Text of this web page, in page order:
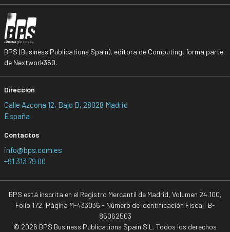
BPS (Business Publications Spain), editora de Computing, forma parte
de Nextwork360.
Dirección
Calle Azcona 12, Bajo B, 28028 Madrid
España
Contactos
info@bps.com.es
+91 313 79 00
BPS está inscrita en el Registro Mercantil de Madrid, Volumen 24.100,
Folio 172, Página M-433036 - Número de Identificación Fiscal: B-
85062503
© 2026 BPS Business Publications Spain S.L. Todos los derechos